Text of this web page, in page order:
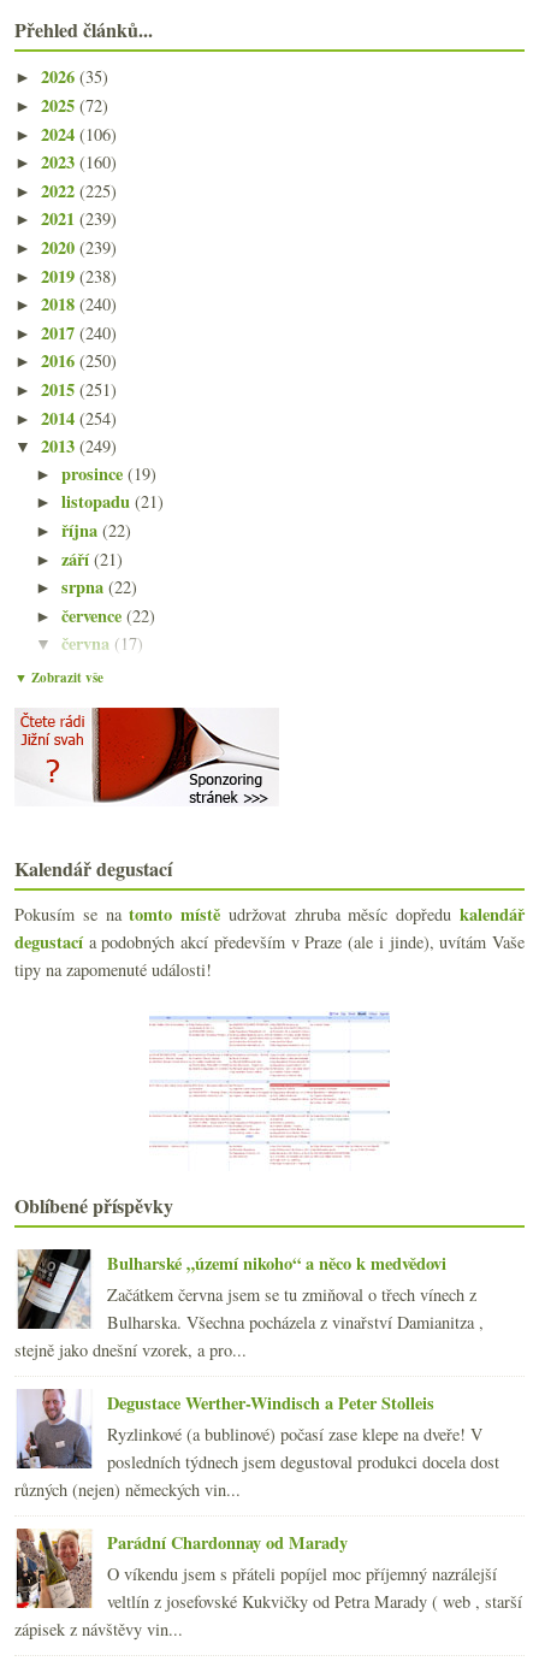
Přehled článků...
► 2026 (35)
► 2025 (72)
► 2024 (106)
► 2023 (160)
► 2022 (225)
► 2021 (239)
► 2020 (239)
► 2019 (238)
► 2018 (240)
► 2017 (240)
► 2016 (250)
► 2015 (251)
► 2014 (254)
▼ 2013 (249)
►prosince(19)
►listopadu(21)
►října(22)
►září(21)
►srpna(22)
►července(22)
▼června (17)
Relikty minulosti s Buškem z Velhartic
Provinile s voňavým červeným slaďákem
Růžové až červené šumivé z Jury
Nejen mladé německé ryzlinky s Vinonautem
Chlazení základní Dobrou vinicí
O vínech z Madeiry nad výtečnými vzorky
Fajn pinot a velmi pitelná frankovka
Výprodejový Semillon ze supermarketu
Sicilské Nerello Mascalese a Girolamo Russo
Poslední rozloučení s Vilémem Krausem
Víno samoobslužně po degustačních dávkách
Fotozpráva ze slunné Sicílie
Pinot se zvláštním špuntem aneb budoucnost patří p...
►února(20)
►ledna(22)
►2012(254)
►2011(252)
►2010(249)
►2009(249)
►2008(270)
2007 (108)
▼ Zobrazit vše
Kalendář degustací
Pokusím se natomto místě udržovat zhruba měsíc dopředukalendář
degustacía podobných akcí především v Praze (ale i jinde), uvítám Vaše
tipy na zapomenuté události!
Oblíbené příspěvky
Bulharské „území nikoho“ a něco k medvědovi
Začátkem června jsem se tu zmiňoval o třech vínech z
Bulharska. Všechna pocházela z vinařství Damianitza ,
stejně jako dnešní vzorek, a pro...
Degustace Werther-Windisch a Peter Stolleis
Ryzlinkové (a bublinové) počasí zase klepe na dveře! V
posledních týdnech jsem degustoval produkci docela dost
různých (nejen) německých vin...
Parádní Chardonnay od Marady
O víkendu jsem s přáteli popíjel moc příjemný nazrálejší
veltlín z josefovské Kukvičky od Petra Marady ( web , starší
zápisek z návštěvy vin...